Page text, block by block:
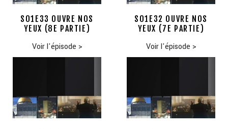
S01E33 OUVRE NOS
YEUX (8E PARTIE)
Voir l'épisode >
S01E32 OUVRE NOS
YEUX (7E PARTIE)
Voir l'épisode >